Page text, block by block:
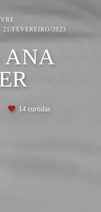
21/FEVEREIRO/2023
ANA
14curtidas